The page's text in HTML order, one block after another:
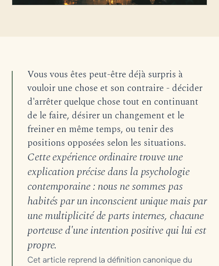
Vous vous êtes peut-être déjà surpris à
vouloir une chose et son contraire - décider
d'arrêter quelque chose tout en continuant
de le faire, désirer un changement et le
freiner en même temps, ou tenir des
positions opposées selon les situations.
Cette expérience ordinaire trouve une
explication précise dans la psychologie
contemporaine : nous ne sommes pas
habités par un inconscient unique mais par
une multiplicité de parts internes, chacune
porteuse d'une intention positive qui lui est
propre.
Cet article reprend la définition canonique du